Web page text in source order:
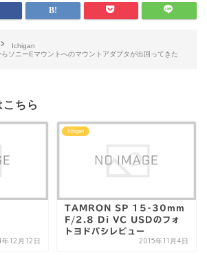
Ichigan
ソニーEマウントへのマウントアダプタが出回ってきた
ちら
年12月12日
Ichigan
TAMRON SP 15-30mm
F/2.8 Di VC USDのフォ
トヨドバシレビュー
2015年11月4日